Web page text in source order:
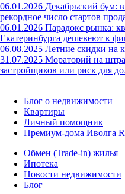
06.01.2026 Декабрьский бум:
рекордное число стартов
06.01.2026 Парадокс рынка:
Екатеринбурга дешевеют к
06.08.2025 Летние скидки на
31.07.2025 Мораторий на
застройщиков или риск для
Блог о недвижимости
Квартиры
Личный помощник
Премиум-дома Иволга
Обмен (Trade-in) жилья
Ипотека
Новости недвижимости
Блог